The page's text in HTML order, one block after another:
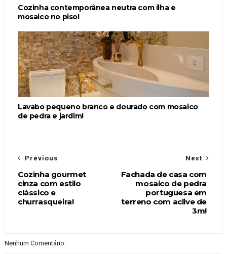
Cozinha contemporânea neutra com ilha e
mosaico no piso!
Lavabo pequeno branco e dourado com mosaico
de pedra e jardim!
Next
Fachada de casa com
mosaico de pedra
portuguesa em
terreno com aclive de
3m!
Previous
Cozinha gourmet
cinza com estilo
clássico e
churrasqueira!
Nenhum Comentário: